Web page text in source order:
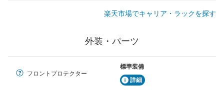
楽天市場でキャリア・ラックを探す
外装・パーツ
フロントプロテクター
標準装備
詳細